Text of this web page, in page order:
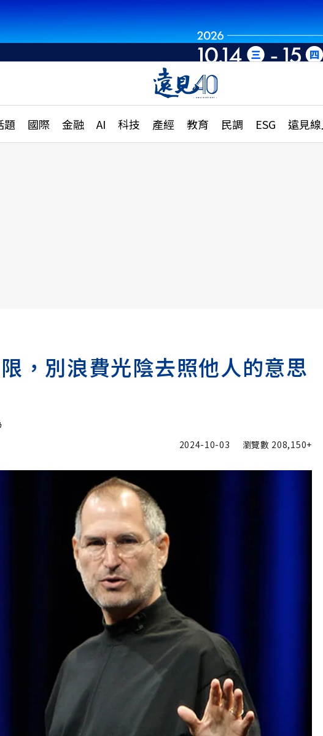
題 國際 金融 AI 科技 產經 教育 民調 ESG 遠見
話題
國際
特輯
大學升學、職涯攻略
縣市施政調查全解析
，別浪費光陰去照他人的意思
2024-10-03 瀏覽數 208,150+